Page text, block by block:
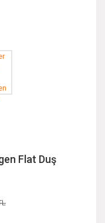
Flat Duş